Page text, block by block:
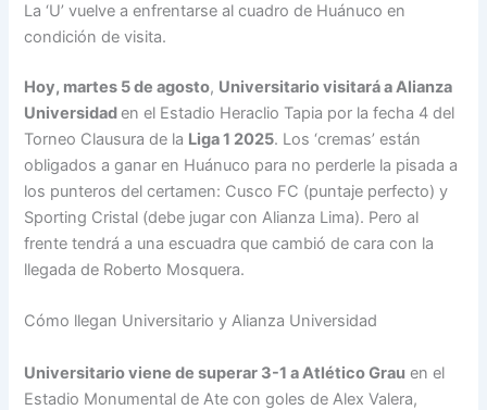
La ‘U’ vuelve a enfrentarse al cuadro de Huánuco en
condición de visita.
Hoy, martes 5 de agosto, Universitario visitará a Alianza
Universidaden el Estadio Heraclio Tapia por la fecha 4 del
Torneo Clausura de la Liga 1 2025. Los ‘cremas’ están
obligados a ganar en Huánuco para no perderle la pisada a
los punteros del certamen: Cusco FC (puntaje perfecto) y
Sporting Cristal (debe jugar con Alianza Lima). Pero al
frente tendrá a una escuadra que cambió de cara con la
llegada de Roberto Mosquera.
Cómo llegan Universitario y Alianza Universidad
Universitario viene de superar 3-1 a Atlético Grau en el
Estadio Monumental de Ate con goles de Alex Valera,